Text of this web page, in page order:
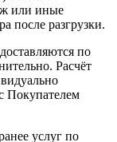
или иные
после разгрузки.
по
Расчёт
Покупателем
услуг по